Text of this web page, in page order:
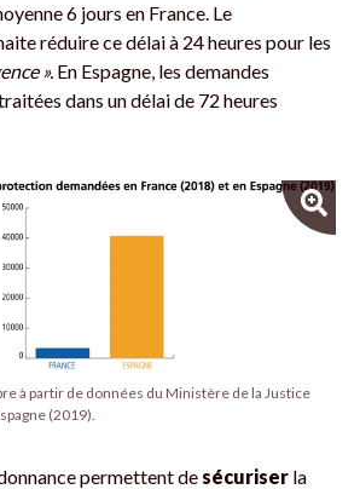
6 jours en France. Le
réduire ce délai à 24 heures pour les
». En Espagne, les demandes
dans un délai de 72 heures
à partir de données du Ministère de la Justice
(2019).
permettent desécuriser la